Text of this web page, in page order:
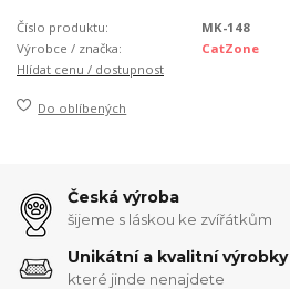
Číslo produktu:
MK-148
Výrobce / značka:
CatZone
Hlídat cenu / dostupnost
Do oblíbených
Česká výroba
šijeme s láskou ke zvířátkům
Unikátní a kvalitní výrobky
které jinde nenajdete